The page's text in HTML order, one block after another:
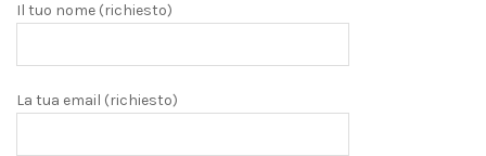
Il tuo nome (richiesto)
La tua email (richiesto)